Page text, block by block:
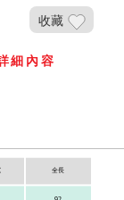
收藏
細內容